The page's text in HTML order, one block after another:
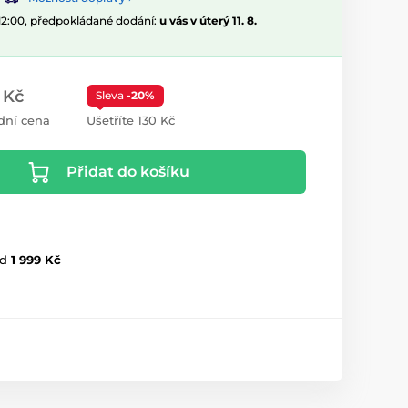
předpokládané dodání: u vás v úterý 11. 8.
cena
Sleva -20%
Ušetříte 130 Kč
Přidat do košíku
1 999 Kč